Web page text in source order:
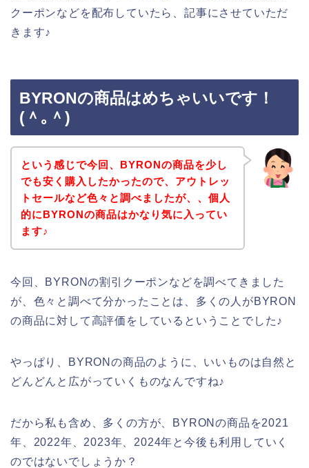
クーポンなどを配布していたら、記事にさせていただ
きます♪
BYRONの商品はめちゃいいです！
(＾｡＾)
という感じで今回、BYRONの商品を少し
でも安く購入したかったので、アウトレッ
トセールなど色々と調べましたが、、個人
的にBYRONの商品はかなり気に入ってい
ます♪
今回、BYRONの割引クーポンなどを調べてきました
が、色々と調べて分かったことは、多くの人がBYRON
の商品に対して高評価をしているということでした♪
やっぱり、BYRONの商品のように、いいものは自然と
どんどんと広がっていくものなんですね♪
だから私も含め、多くの方が、BYRONの商品を2021
年、2022年、2023年、2024年と今後も利用していく
のではないでしょうか？